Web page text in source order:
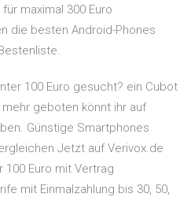
maximal 300 Euro
die besten Android-Phones
100 Euro gesucht? ein Cubot
geboten könnt ihr auf
Günstige Smartphones
Jetzt auf Verivox.de
Euro mit Vertrag
mit Einmalzahlung bis 30, 50,